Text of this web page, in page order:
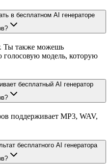
в бесплатном AI генераторе
Ты также можешь
голосовую модель, которую
бесплатный AI генератор
поддерживает MP3, WAV,
бесплатного AI генератора